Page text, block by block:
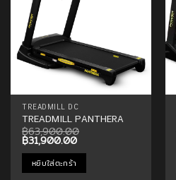
TREADMILL DC
TREADMILL PANTHERA
฿63,900.00
Original
price
was:
฿63,900.00.
฿31,900.00Current
price
is:
หยิบใส่ตะกร้า